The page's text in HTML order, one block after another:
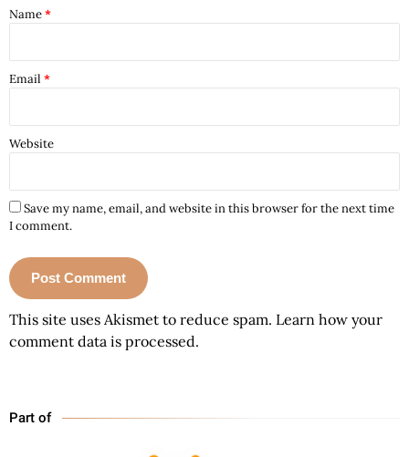
Name*
Email *
Website
Save my name, email, and website in this browser for the next time
I comment.
This site uses Akismet to reduce spam. Learn how your
comment data is processed.
Part of